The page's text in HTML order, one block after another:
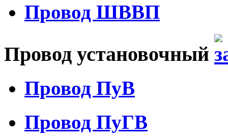
Провод ШВВП
Провод установочный
Провод ПуВ
Провод ПуГВ